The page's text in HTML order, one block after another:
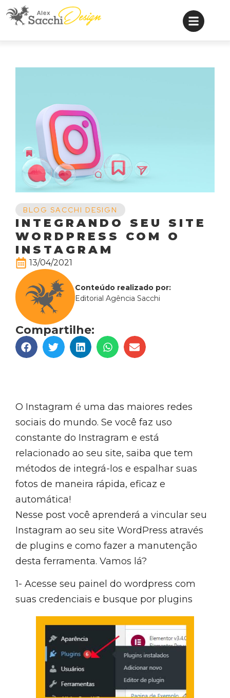
BLOG SACCHI DESIGN
INTEGRANDO SEU SITE
WORDPRESS COM O
INSTAGRAM
13/04/2021
Conteúdo realizado por:
Editorial Agência Sacchi
Compartilhe:
O Instagram é uma das maiores redes
sociais do mundo. Se você faz uso
constante do Instragram e está
relacionado ao seu site, saiba que tem
métodos de integrá-los e espalhar suas
fotos de maneira rápida, eficaz e
automática!
Nesse post você aprenderá a vincular seu
Instagram ao seu site WordPress através
de plugins e como fazer a manutenção
desta ferramenta. Vamos lá?
1- Acesse seu painel do wordpress com
suas credenciais e busque por plugins